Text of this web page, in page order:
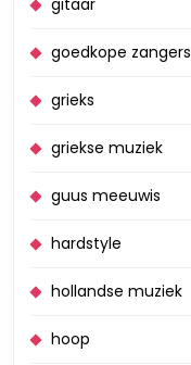
goedkope zangers
grieks
griekse muziek
guus meeuwis
hardstyle
hollandse muziek
hoop